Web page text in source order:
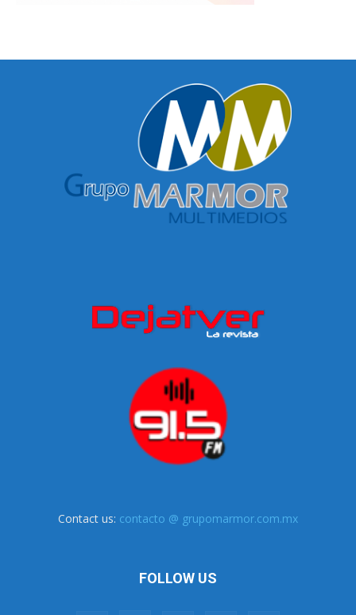
Contact us: contacto @ grupomarmor.com.mx
FOLLOW US